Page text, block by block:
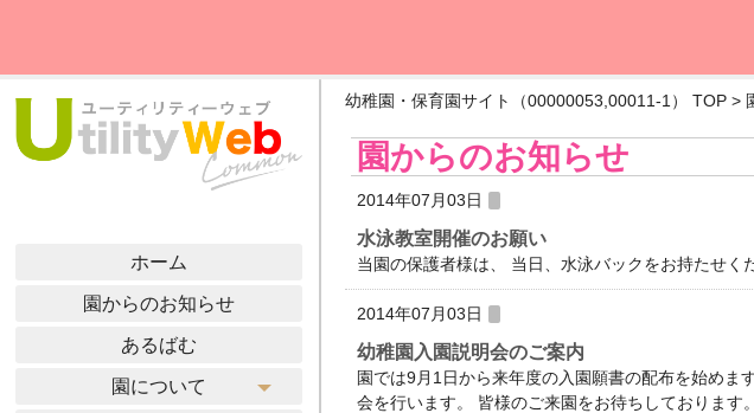
ホーム
園からのお知らせ
あるばむ
園について
幼稚園・保育園サイト（00000053,00011-1） TOP >
園からのお知らせ
2014年07月03日
水泳教室開催のお願い
当園の保護者様は、 当日、水泳バックをお持たせく
2014年07月03日
幼稚園入園説明会のご案内
園では9月1日から来年度の入園願書の配布を始めま
会を行います。 皆様のご来園をお待ちしております